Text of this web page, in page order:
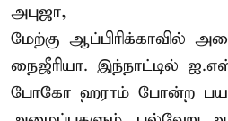
அபுஜா,
மேற்கு ஆப்பிரிக்காவில்
நைஜீரியா. இந்நாட்டில்
போகோ ஹராம் போன்ற